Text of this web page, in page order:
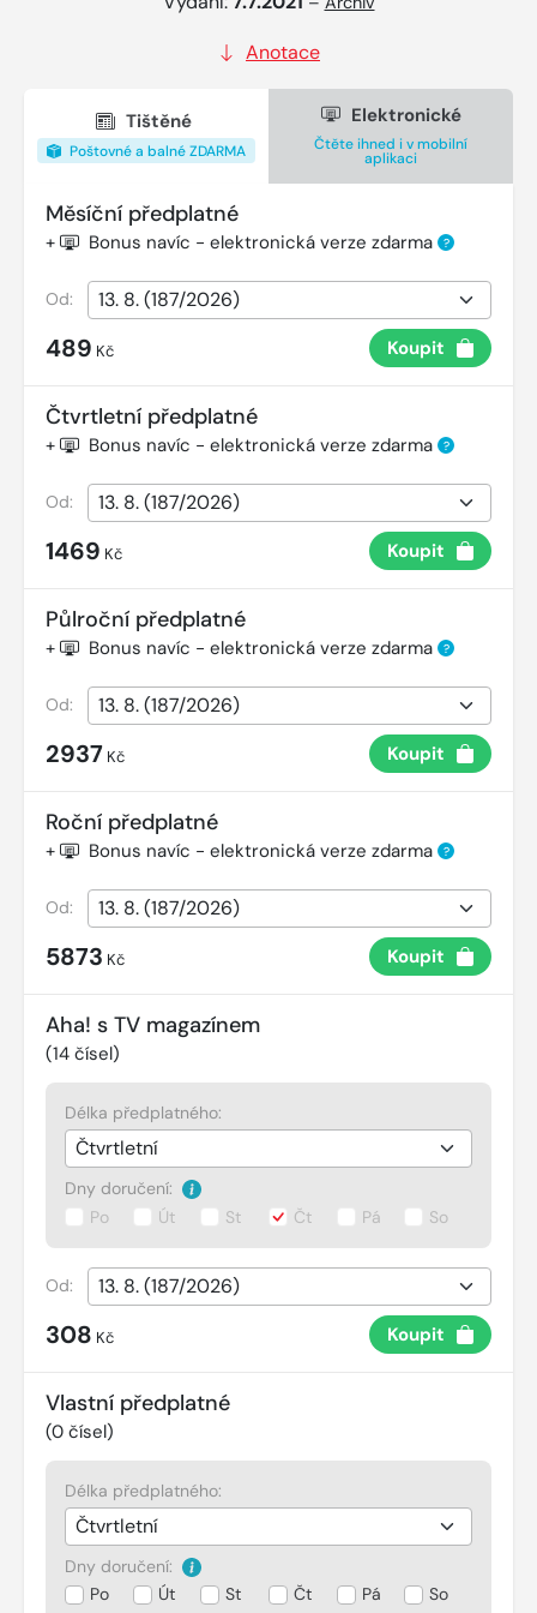
Anotace
Tištěné
Poštovné a balné ZDARMA
Elektronické
Čtěte ihned i v mobilní
aplikaci
Měsíční předplatné
+ Bonus navíc - elektronická verze zdarma ?
Od:
489 Kč Koupit
Čtvrtletní předplatné
+ Bonus navíc - elektronická verze zdarma ?
Od:
1469 Kč Koupit
Půlroční předplatné
+ Bonus navíc - elektronická verze zdarma ?
Od:
2937 Kč Koupit
Roční předplatné
+ Bonus navíc - elektronická verze zdarma ?
Od:
5873 Kč Koupit
Aha! s TV magazínem
(14 čísel)
Délka předplatného:
Dny doručení:
Po
Út St Čt Pá So
Od:
308 Kč Koupit
Vlastní předplatné
(0 čísel)
Délka předplatného:
Dny doručení:
Po
Út St Čt Pá So